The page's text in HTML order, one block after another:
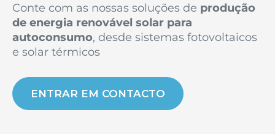
Conte com as nossas soluções de produção
de energia renovável solar para
autoconsumo, desde sistemas fotovoltaicos
e solar térmicos
ENTRAR EM CONTACTO